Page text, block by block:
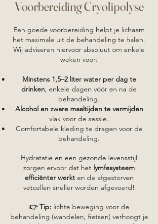
Voorbereiding Cryolipolyse
Een goede voorbereiding helpt je lichaam
het maximale uit de behandeling te halen.
Wij adviseren hiervoor absoluut om enkele
weken voor:
Minstens 1,5–2 liter water per dag te
drinken , enkele dagen vóór en na de
behandeling.
Alcohol en zware maaltijden te vermijden
vlak voor de sessie.
Comfortabele kleding te dragen voor de
behandeling.
Hydratatie en een gezonde levensstijl
zorgen ervoor dat het lymfesysteem
efficiënter werkten de afgestorven
vetcellen sneller worden afgevoerd!
👉 Tip: lichte beweging voor de
behandeling (wandelen, fietsen) verhoogt je